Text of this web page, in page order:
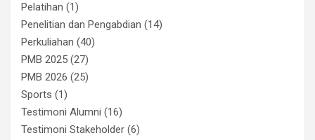
Pelatihan (1)
Penelitian dan Pengabdian (14)
Perkuliahan (40)
PMB 2025 (27)
PMB 2026 (25)
Sports (1)
Testimoni Alumni (16)
Testimoni Stakeholder (6)